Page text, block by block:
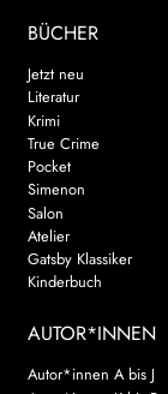
BÜCHER
Jetzt neu
Literatur
Krimi
True Crime
Pocket
Simenon
Salon
Atelier
Gatsby Klassiker
Kinderbuch
AUTOR*INNEN
Autor*innen A bis J